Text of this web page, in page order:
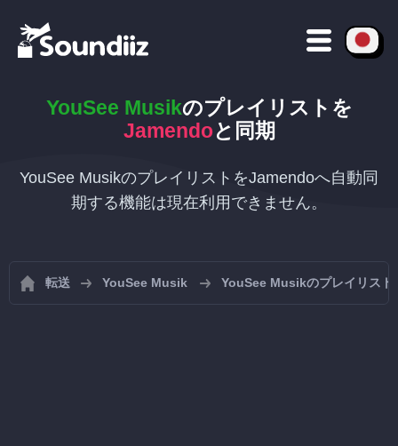
YouSee Musikのプレイリストを
Jamendoと同期
YouSee MusikのプレイリストをJamendoへ自動同
期する機能は現在利用できません。
転送 YouSee Musik YouSee Musikのプレイリスト